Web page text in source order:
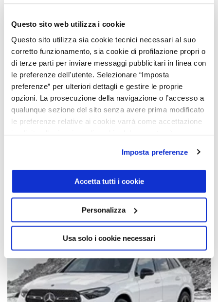
Questo sito web utilizza i cookie
Questo sito utilizza sia cookie tecnici necessari al suo
corretto funzionamento, sia cookie di profilazione propri o
di terze parti per inviare messaggi pubblicitari in linea con
le preferenze dell'utente. Selezionare “Imposta
preferenze” per ulteriori dettagli e gestire le proprie
opzioni. La prosecuzione della navigazione o l’accesso a
qualunque sezione del sito senza avere prima modificato
le preferenze relative ai cookie varrà come accettazione
implicita alla ricezione di cookie dal presente sito.
Imposta preferenze
Accetta tutti i cookie
Personalizza
Usa solo i cookie necessari
Mercedes GLB noleggio lungo termine